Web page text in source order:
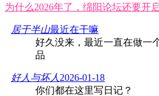
为什么2026年了，绵阳论坛还要开
居于半山最近在干嘛
好久没来，最近一直在做一
品
好人与坏人 2026-01-18
你们都在这里写日记？